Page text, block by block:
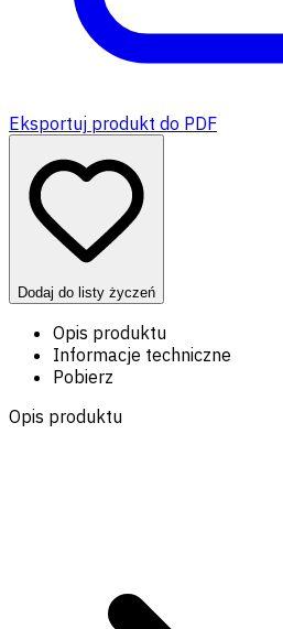
Eksportuj produkt do PDF
Dodaj do listy życzeń
Opis produktu
Informacje techniczne
Pobierz
Opis produktu